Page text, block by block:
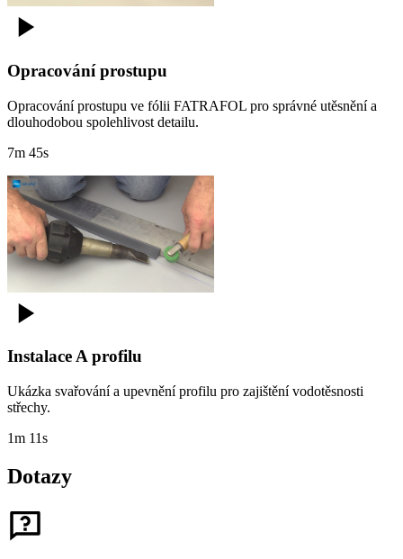
Opracování prostupu
Opracování prostupu ve fólii FATRAFOL pro správné utěsnění a
dlouhodobou spolehlivost detailu.
7m 45s
Instalace A profilu
Ukázka svařování a upevnění profilu pro zajištění vodotěsnosti
střechy.
1m 11s
Dotazy